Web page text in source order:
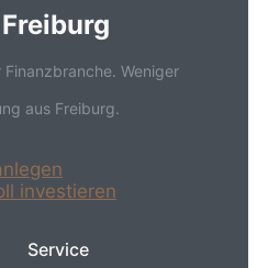
Weniger
aus Freiburg.
investieren
Service